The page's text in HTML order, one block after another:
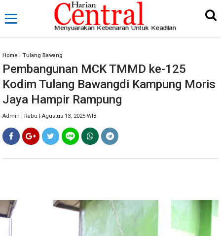
Home » Tulang Bawang
Pembangunan MCK TMMD ke-125
Kodim Tulang Bawangdi Kampung Moris
Jaya Hampir Rampung
Admin | Rabu | Agustus 13, 2025 WIB